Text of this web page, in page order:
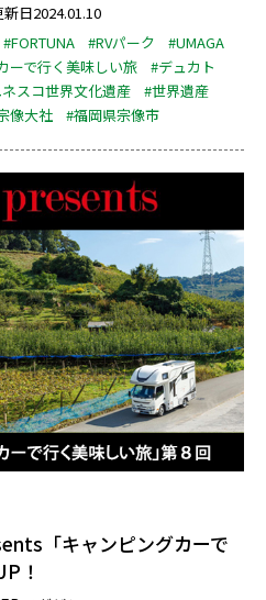
新日2024.01.10
#FORTUNA #RVパーク
#UMAGA
ーで行く美味しい旅
#デュカト
スコ世界文化遺産
#世界遺産
像大社 #福岡県宗像市
「キャンピングカーで
！